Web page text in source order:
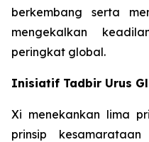
berkembang serta
mengekalkan
peringkat global.
Inisiatif Tadbir Urus
Xi menekankan lima
prinsip